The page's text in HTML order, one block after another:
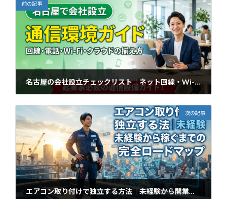
前の記事
名古屋の会社設立チェックリスト｜ネット回線・Wi-Fi・ビジネスフォンの準備方法
次の記事
エアコン取り付けで独立する方法｜未経験から開業・仕事獲得までの完全ロードマップ